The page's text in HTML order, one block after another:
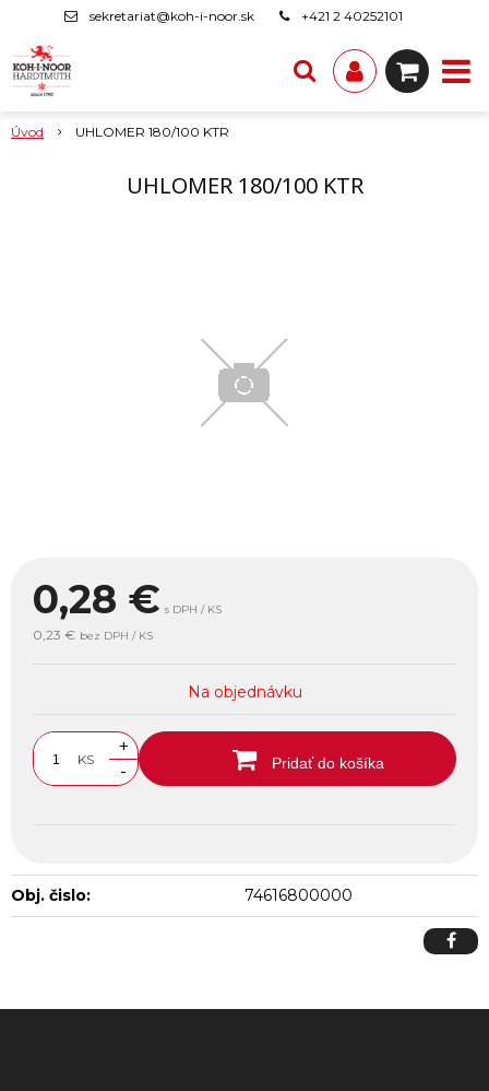
sekretariat@koh-i-noor.sk +421 2 40252101
Úvod UHLOMER 180/100 KTR
UHLOMER 180/100 KTR
0,28 € s DPH / KS
0,23 € bez DPH / KS
Na objednávku
KS
+
-
Pridať do košíka
Obj. čislo: 74616800000